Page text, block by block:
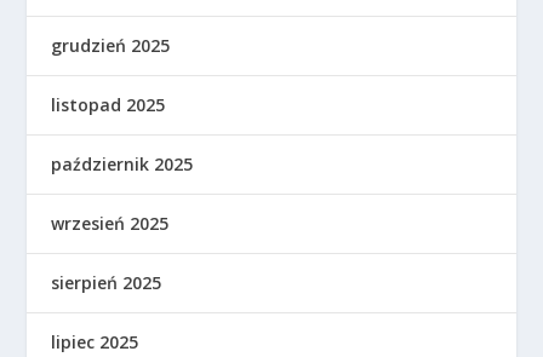
grudzień 2025
listopad 2025
październik 2025
wrzesień 2025
sierpień 2025
lipiec 2025